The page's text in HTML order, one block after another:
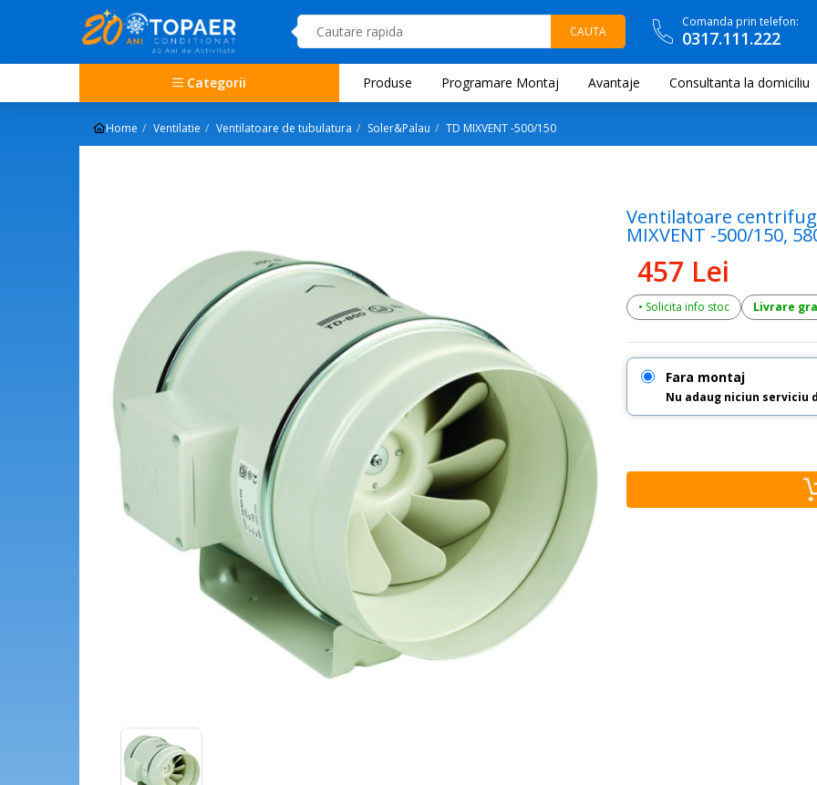
Comanda prin telefon:
0317.111.222
Categorii Produse Programare Montaj Avantaje Consultanta la domiciliu
Home Ventilatie Ventilatoare de tubulatura Soler&Palau TD MIXVENT -500/150
Ventilatoare
MIXVENT -500/150,
457 Lei
• Solicita info stoc Livrare
Fara montaj
Nu adaug niciun serviciu